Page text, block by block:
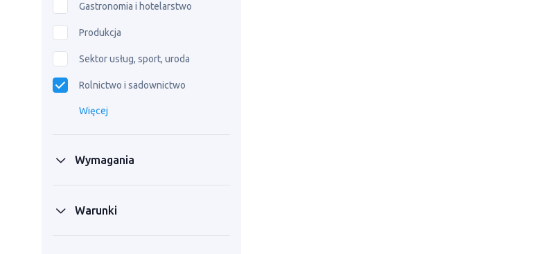
Gastronomia i hotelarstwo
Produkcja
Sektor usług, sport, uroda
Rolnictwo i sadownictwo
Więcej
Wymagania
Warunki